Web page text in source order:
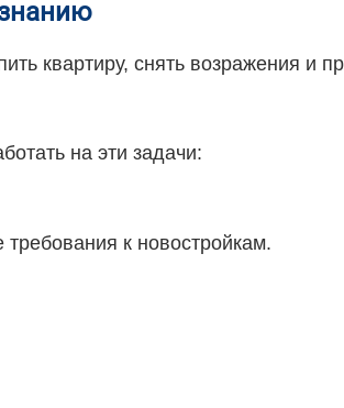
квартиру, снять возражения и
на эти задачи:
к новостройкам.